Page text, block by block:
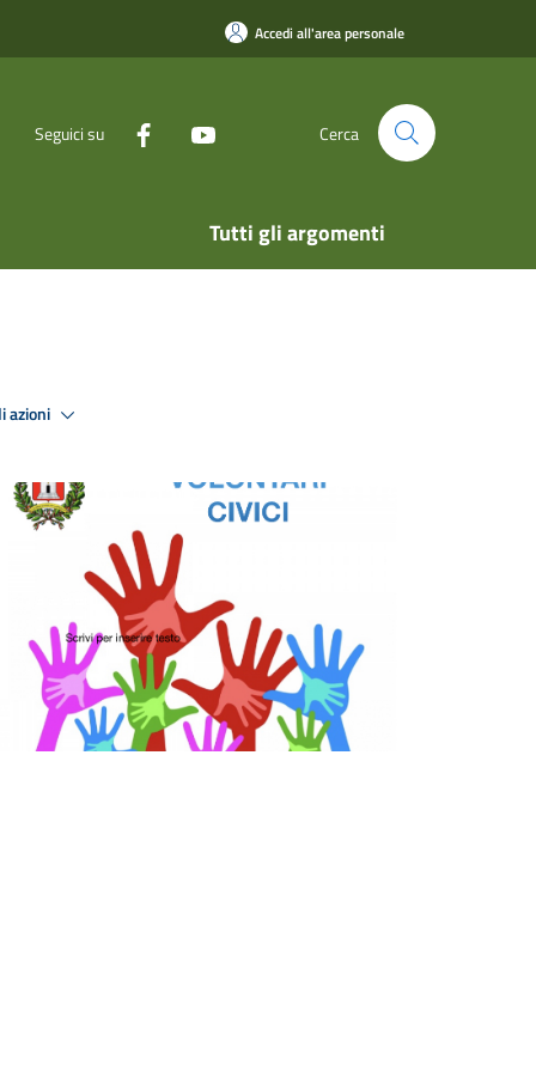
Accedi all'area personale
Seguici su Cerca
Tutti gli argomenti
azioni